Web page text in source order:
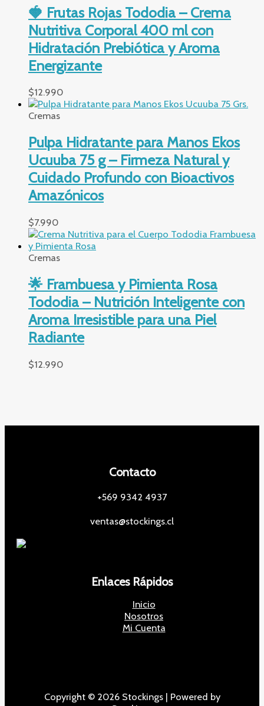
🍓 Frutas Rojas Tododia – Crema
Nutritiva Corporal 400 ml con
Hidratación Prebiótica y Aroma
Energizante
$12.990
Cremas
Pulpa Hidratante para Manos Ekos
Ucuuba 75 g – Firmeza Natural y
Cuidado Profundo con Bioactivos
Amazónicos
$7.990
Cremas
🌟 Frambuesa y Pimienta Rosa
Tododia – Nutrición Inteligente con
Aroma Irresistible para una Piel
Radiante
$12.990
Contacto
+569 9342 4937
ventas@stockings.cl
Enlaces Rápidos
Inicio
Nosotros
Mi Cuenta
Copyright © 2026 Stockings | Powered by